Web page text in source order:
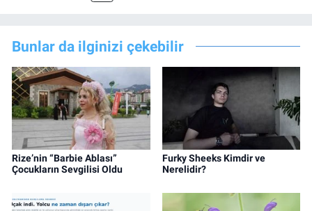
Bunlar da ilginizi çekebilir
Rize’nin “Barbie Ablası”
Çocukların Sevgilisi Oldu
Furky Sheeks Kimdir ve
Nerelidir?